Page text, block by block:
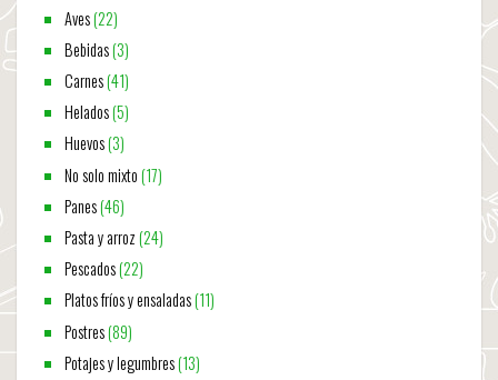
Aves(22)
Bebidas(3)
Carnes(41)
Helados(5)
Huevos(3)
No solo mixto(17)
Panes(46)
Pasta y arroz(24)
Pescados(22)
Platos fríos y ensaladas(11)
Postres(89)
Potajes y legumbres(13)